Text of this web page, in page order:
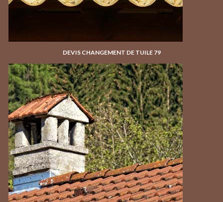
DEVIS CHANGEMENT DE TUILE 79